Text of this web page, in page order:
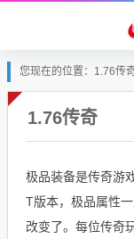
您现在的位置：1.76传
1.76传奇
极品装备是传奇游
T版本，极品属性
改变了。每位传奇